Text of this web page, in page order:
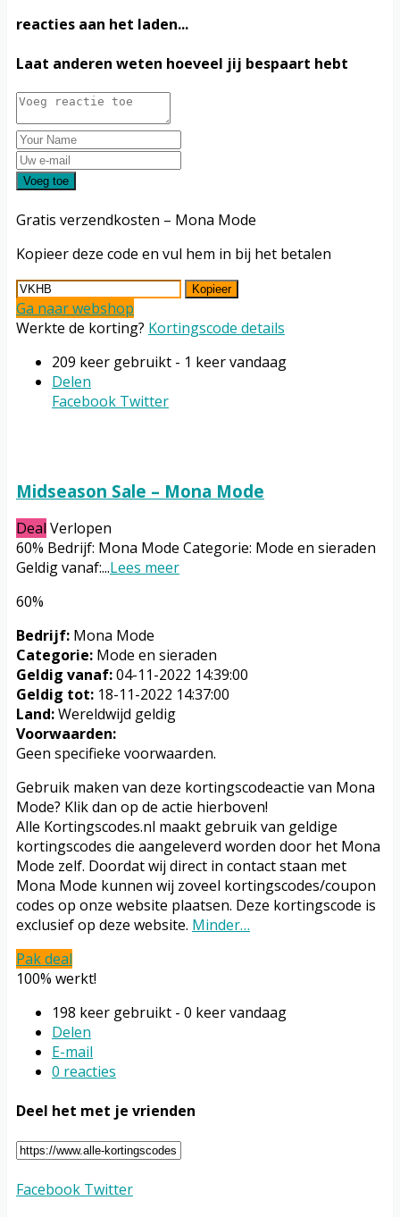
reacties aan het laden...
Laat anderen weten hoeveel jij bespaart hebt
Voeg toe
Gratis verzendkosten – Mona Mode
Kopieer deze code en vul hem in bij het betalen
Kopieer
Ga naar webshop
Werkte de korting? Kortingscode details
209 keer gebruikt - 1 keer vandaag
Delen
Facebook Twitter
Midseason Sale – Mona Mode
Deal Verlopen
60% Bedrijf: Mona Mode Categorie: Mode en sieraden
Geldig vanaf:...Lees meer
60%
Bedrijf: Mona Mode
Categorie: Mode en sieraden
Geldig vanaf:04-11-2022 14:39:00
Geldig tot: 18-11-2022 14:37:00
Land:Wereldwijd geldig
Voorwaarden:
Geen specifieke voorwaarden.
Gebruik maken van deze kortingscodeactie van Mona
Mode? Klik dan op de actie hierboven!
Alle Kortingscodes.nl maakt gebruik van geldige
kortingscodes die aangeleverd worden door het Mona
Mode zelf. Doordat wij direct in contact staan met
Mona Mode kunnen wij zoveel kortingscodes/coupon
codes op onze website plaatsen. Deze kortingscode is
exclusief op deze website. Minder…
Pak deal
100% werkt!
198 keer gebruikt - 0 keer vandaag
Delen
E-mail
0 reacties
Deel het met je vrienden
Facebook Twitter